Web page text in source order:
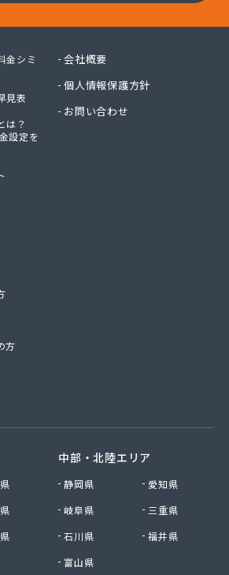
菖蒲充てん所
式会社
同組合
三橋事業本部
社
業協同組合
合LPガスセンター
社 首都圏支店 草加営業所
坂戸営業所
金シミ
見表
は？
設定を
方
会社概要
個人情報保護方針
お問い合わせ
中部・北陸エリア
静岡県
愛知県
岐阜県
三重県
石川県
福井県
富山県